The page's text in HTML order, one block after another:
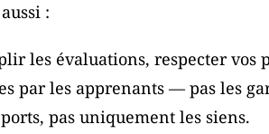
:
les évaluations, respecter vos
par les apprenants — pas les
pas uniquement les siens.